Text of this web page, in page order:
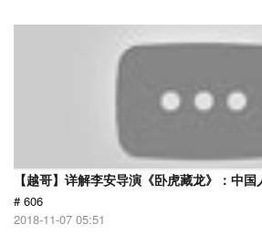
【越哥】详解李安导演《卧虎藏龙》：中国
# 606
2018-11-07 05:51